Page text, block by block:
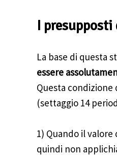
I
La base di questa
essere
Questa condizione
(settaggio 14
1) Quando il
quindi non